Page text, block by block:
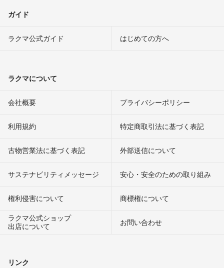
ガイド
ラクマ公式ガイド はじめての方へ
ラクマについて
会社概要 プライバシーポリシー
利用規約 特定商取引法に基づく表記
古物営業法に基づく表記 外部送信について
サステナビリティメッセージ 安心・安全のための取り組み
権利侵害について
商標権について
ラクマ公式ショップ
出店について
お問い合わせ
リンク